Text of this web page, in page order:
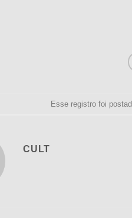
Esse registro foi
CULT